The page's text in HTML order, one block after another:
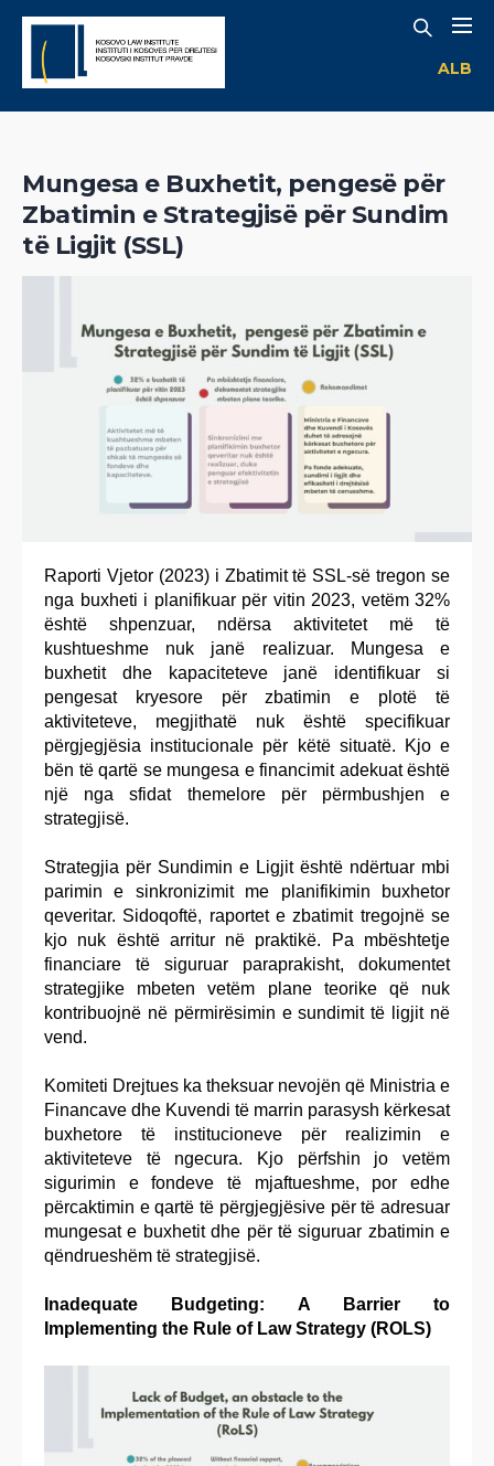
ALB
Mungesa e Buxhetit, pengesë për
Zbatimin e Strategjisë për Sundim
të Ligjit (SSL)
Raporti Vjetor (2023) i Zbatimit të SSL-së tregon se
nga buxheti i planifikuar për vitin 2023, vetëm 32%
është shpenzuar, ndërsa aktivitetet më të
kushtueshme nuk janë realizuar. Mungesa e
buxhetit dhe kapaciteteve janë identifikuar si
pengesat kryesore për zbatimin e plotë të
aktiviteteve, megjithatë nuk është specifikuar
përgjegjësia institucionale për këtë situatë. Kjo e
bën të qartë se mungesa e financimit adekuat është
një nga sfidat themelore për përmbushjen e
strategjisë.
Strategjia për Sundimin e Ligjit është ndërtuar mbi
parimin e sinkronizimit me planifikimin buxhetor
qeveritar. Sidoqoftë, raportet e zbatimit tregojnë se
kjo nuk është arritur në praktikë. Pa mbështetje
financiare të siguruar paraprakisht, dokumentet
strategjike mbeten vetëm plane teorike që nuk
kontribuojnë në përmirësimin e sundimit të ligjit në
vend.
Komiteti Drejtues ka theksuar nevojën që Ministria e
Financave dhe Kuvendi të marrin parasysh kërkesat
buxhetore të institucioneve për realizimin e
aktiviteteve të ngecura. Kjo përfshin jo vetëm
sigurimin e fondeve të mjaftueshme, por edhe
përcaktimin e qartë të përgjegjësive për të adresuar
mungesat e buxhetit dhe për të siguruar zbatimin e
qëndrueshëm të strategjisë.
Inadequate Budgeting: A Barrier to
Implementing the Rule of Law Strategy (ROLS)